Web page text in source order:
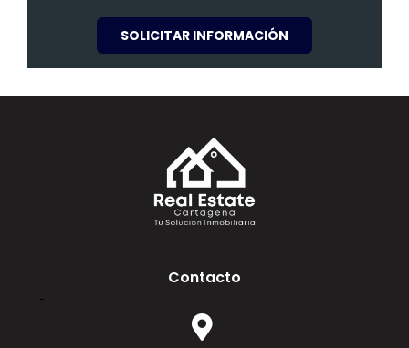
SOLICITAR INFORMACIÓN
Contacto